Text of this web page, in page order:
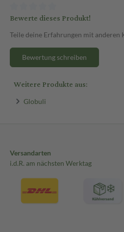
Bewerte dieses Produkt!
Teile deine Erfahrungen mit anderen
Bewertung schreiben
Weitere Produkte aus:
Globuli
Versandarten
i.d.R. am nächsten Werktag